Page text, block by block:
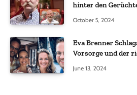
hinter den
October 5, 2024
Eva Brenner
Vorsorge und der
June 13, 2024